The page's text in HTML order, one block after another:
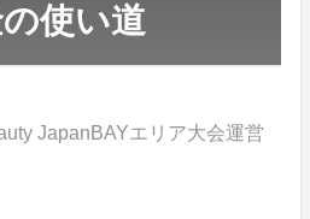
使い道
JapanBAYエリア大会運営